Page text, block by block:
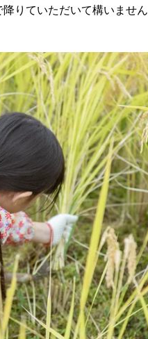
りていただいて構いません